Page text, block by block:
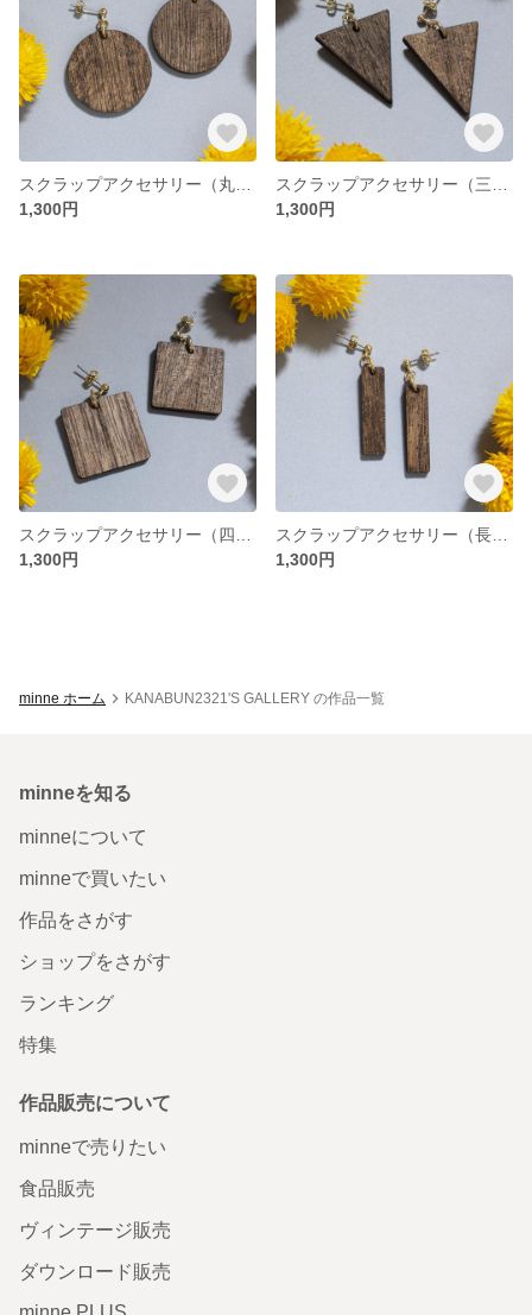
1,300円
1,300円
1,300円
1,300円
minne ホーム KANABUN2321'S GALLERY の作品一覧
minneを知る
minneについて
minneで買いたい
作品をさがす
ショップをさがす
ランキング
特集
作品販売について
minneで売りたい
食品販売
ヴィンテージ販売
ダウンロード販売